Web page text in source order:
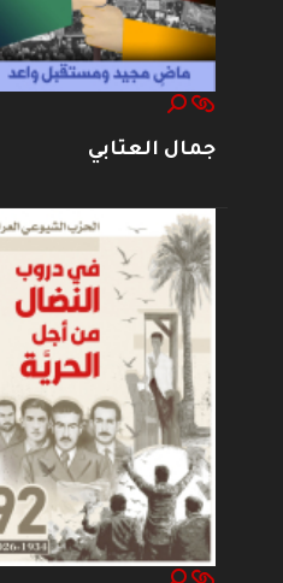
جمال العتابي